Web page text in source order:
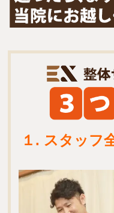
１. スタッフ